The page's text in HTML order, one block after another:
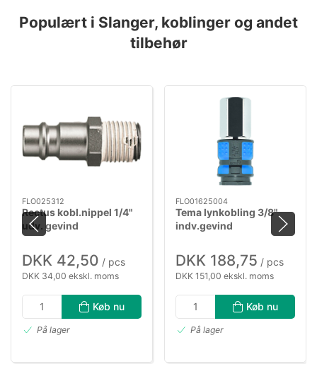
Populært i Slanger, koblinger og andet
tilbehør
FLO025312
Rectus kobl.nippel 1/4"
udv. gevind
DKK 42,50 / pcs
DKK 34,00 ekskl. moms
Køb nu
På lager
FLO01625004
Tema lynkobling 3/8"
indv.gevind
DKK 188,75 / pcs
DKK 151,00 ekskl. moms
Køb nu
På lager